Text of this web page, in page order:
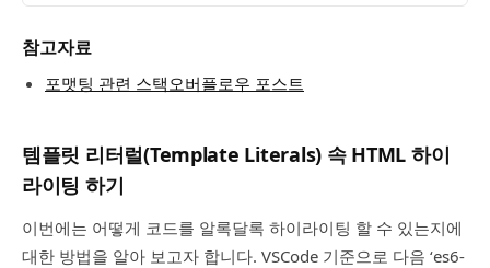
참고자료
포맷팅 관련 스택오버플로우 포스트
템플릿 리터럴(Template Literals) 속 HTML 하이
라이팅 하기
이번에는 어떻게 코드를 알록달록 하이라이팅 할 수 있는지에
대한 방법을 알아 보고자 합니다. VSCode 기준으로 다음 ‘es6-